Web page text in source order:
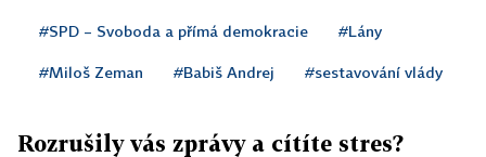
#SPD – Svoboda a přímá demokracie #Lány
#Miloš Zeman #Babiš Andrej #sestavování vlády
Rozrušily vás zprávy a cítíte stres?